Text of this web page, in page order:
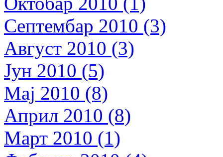
Септембар 2010 (3)
Август 2010 (3)
Јун 2010 (5)
Мај 2010 (8)
Април 2010 (8)
Март 2010 (1)